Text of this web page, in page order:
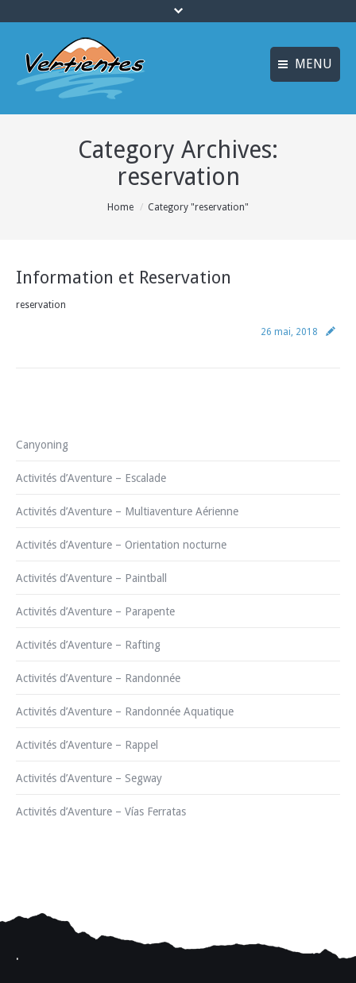
MENU
ESPAÑOL
ENGLISH
ACCUEIL
ACTIVITÉS
CANYONING
MULTI AVENTURE
OFFRES
Category Archives:
reservation
Home Category "reservation"
Information et Reservation
reservation
26 mai, 2018
Canyoning
Activités d’Aventure – Escalade
Activités d’Aventure – Multiaventure Aérienne
Activités d’Aventure – Orientation nocturne
Activités d’Aventure – Paintball
Activités d’Aventure – Parapente
Activités d’Aventure – Rafting
Activités d’Aventure – Randonnée
Activités d’Aventure – Randonnée Aquatique
Activités d’Aventure – Rappel
Activités d’Aventure – Segway
Activités d’Aventure – Vías Ferratas
.